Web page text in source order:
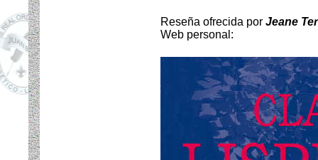
Reseña ofrecida por Jeane
Web personal: